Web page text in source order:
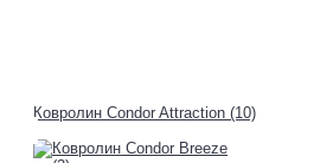
Ковролин Condor Attraction (10)